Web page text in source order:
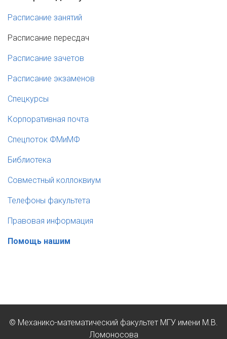
Расписание занятий
Расписание пересдач
Расписание зачетов
Расписание экзаменов
Cпецкурсы
Корпоративная почта
Спецпоток ФМиМФ
Библиотека
Совместный коллоквиум
Телефоны факультета
Правовая информация
Помощь нашим
© Механико-математический факультет МГУ имени М.В.
Ломоносова